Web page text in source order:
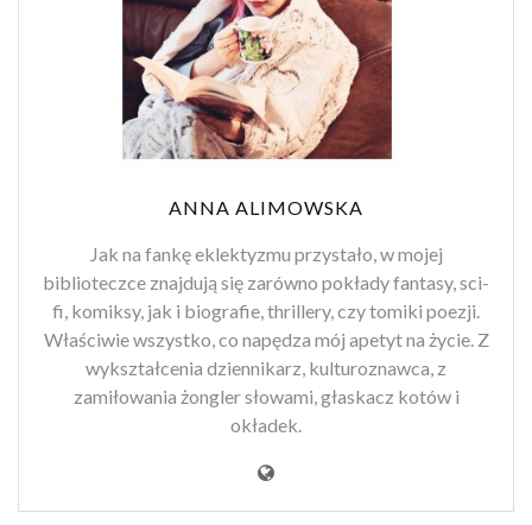
ANNA ALIMOWSKA
Jak na fankę eklektyzmu przystało, w mojej
biblioteczce znajdują się zarówno pokłady fantasy, sci-
fi, komiksy, jak i biografie, thrillery, czy tomiki poezji.
Właściwie wszystko, co napędza mój apetyt na życie. Z
wykształcenia dziennikarz, kulturoznawca, z
zamiłowania żongler słowami, głaskacz kotów i
okładek.